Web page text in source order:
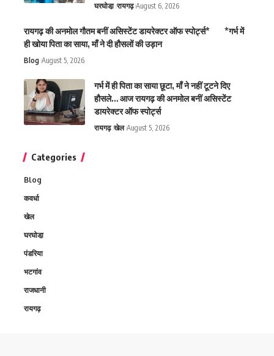
घरघोडा़ रायगढ़ August 6, 2026
रायगढ़ की अनमोल गौतम बनीं असिस्टेंट डायरेक्टर ऑफ स्पोर्ट्स* *गर्भ में
ही खोया पिता का साया, माँ ने दी हौसलों की उड़ान
Blog August 5, 2026
गर्भ में ही पिता का साया छूटा, माँ ने नहीं टूटने दिए
हौसले… आज रायगढ़ की अनमोल बनीं असिस्टेंट
डायरेक्टर ऑफ स्पोर्ट्स
रायगढ़ खेल August 5, 2026
Categories
Blog
कवर्धा
खेल
घरघोडा़
पंडरिया
भटगांव
राजधानी
रायगढ़